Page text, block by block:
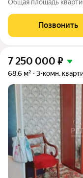
Общая площадь квартиры 99.1 кв. м, этаж 7 из 30. ЖК
Екатеринбурге.
выразительной
Позвонить
7 250 000 ₽
68,6 м² 3-комн.